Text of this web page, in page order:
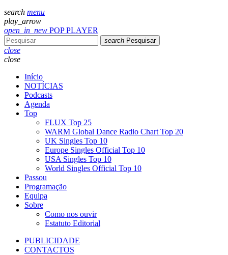
search menu
play_arrow
open_in_new POP PLAYER
search Pesquisar
close
close
Início
NOTÍCIAS
Podcasts
Agenda
Top
FLUX Top 25
WARM Global Dance Radio Chart Top 20
UK Singles Top 10
Europe Singles Official Top 10
USA Singles Top 10
World Singles Official Top 10
Passou
Programação
Equipa
Sobre
Como nos ouvir
Estatuto Editorial
PUBLICIDADE
CONTACTOS